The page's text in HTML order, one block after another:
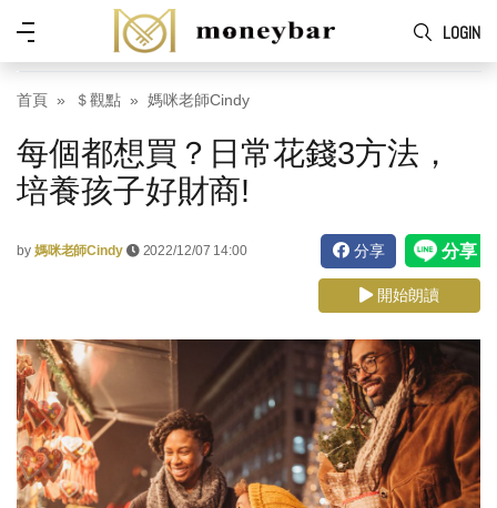
Skip to main content
LOGIN
功
能
表
首頁 ＄觀點 媽咪老師Cindy
每個都想買？日常花錢3方法，
培養孩子好財商!
by 媽咪老師Cindy 2022/12/07 14:00 分享
開始朗讀